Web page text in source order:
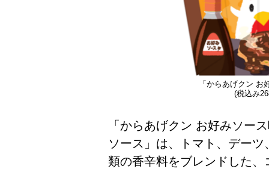
「からあげクン お
(税込み
「からあげクン お好みソー
ソース」は、トマト、デー
類の香辛料をブレンドした